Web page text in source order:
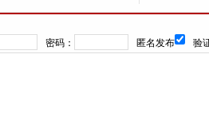
密码： 匿名发布 验